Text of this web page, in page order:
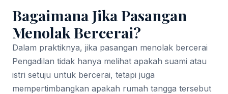
Bagaimana Jika Pasangan
Menolak Bercerai?
Dalam praktiknya, jika pasangan menolak bercerai
Pengadilan tidak hanya melihat apakah suami atau
istri setuju untuk bercerai, tetapi juga
mempertimbangkan apakah rumah tangga tersebut